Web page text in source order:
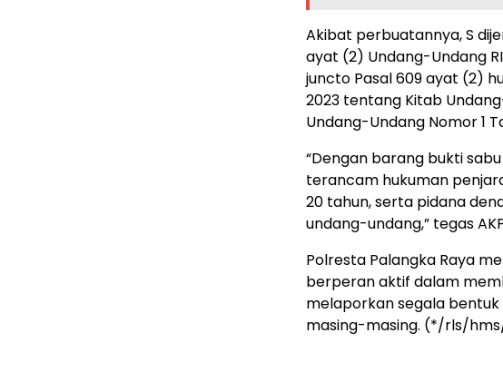
Akibat perbuatannya, S
ayat (2) Undang-Undang
juncto Pasal 609 ayat (2)
2023 tentang Kitab
Undang-Undang Nomor 1
“Dengan barang bukti
terancam hukuman
20 tahun, serta pidana
undang-undang,” tegas
Polresta Palangka Raya
berperan aktif dalam
melaporkan segala
masing-masing. (*/rls/